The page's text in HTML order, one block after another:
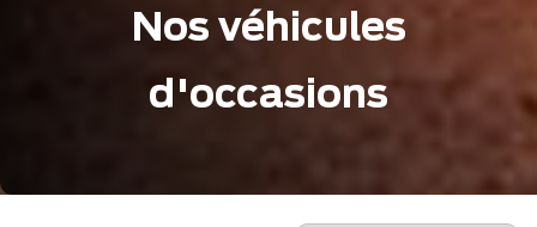
Nos véhicules
d'occasions